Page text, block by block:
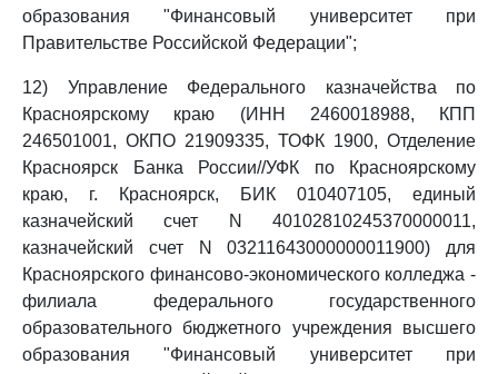
образования "Финансовый университет при
Правительстве Российской Федерации";
12) Управление Федерального казначейства по
Красноярскому краю (ИНН 2460018988, КПП
246501001, ОКПО 21909335, ТОФК 1900, Отделение
Красноярск Банка России//УФК по Красноярскому
краю, г. Красноярск, БИК 010407105, единый
казначейский счет N 40102810245370000011,
казначейский счет N 03211643000000011900) для
Красноярского финансово-экономического колледжа -
филиала федерального государственного
образовательного бюджетного учреждения высшего
образования "Финансовый университет при